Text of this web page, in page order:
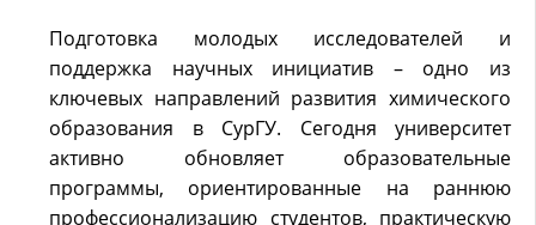
Подготовка молодых исследователей и
поддержка научных инициатив – одно из
ключевых направлений развития химического
образования в СурГУ. Сегодня университет
активно обновляет образовательные
программы, ориентированные на раннюю
профессионализацию студентов, практическую